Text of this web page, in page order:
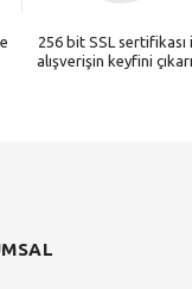
256 bit SSL sertifikası
alışverişin keyfini